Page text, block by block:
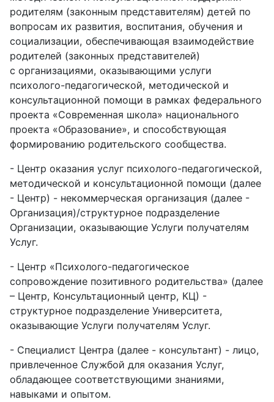
родителям (законным представителям) детей по
вопросам их развития, воспитания, обучения и
социализации, обеспечивающая взаимодействие
родителей (законных представителей)
с организациями, оказывающими услуги
психолого-педагогической, методической и
консультационной помощи в рамках федерального
проекта «Современная школа» национального
проекта «Образование», и способствующая
формированию родительского сообщества.
- Центр оказания услуг психолого-педагогической,
методической и консультационной помощи (далее
- Центр) - некоммерческая организация (далее -
Организация)/структурное подразделение
Организации, оказывающие Услуги получателям
Услуг.
- Центр «Психолого-педагогическое
сопровождение позитивного родительства» (далее
– Центр, Консультационный центр, КЦ) -
структурное подразделение Университета,
оказывающие Услуги получателям Услуг.
- Специалист Центра (далее - консультант) - лицо,
привлеченное Службой для оказания Услуг,
обладающее соответствующими знаниями,
навыками и опытом.